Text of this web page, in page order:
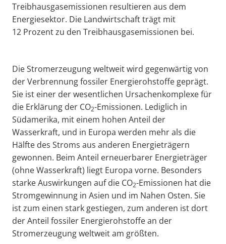
Treibhausgasemissionen resultieren aus dem
Energiesektor. Die Landwirtschaft trägt mit
12 Prozent zu den Treibhausgasemissionen bei.
Die Stromerzeugung weltweit wird gegenwärtig von
der Verbrennung fossiler Energierohstoffe geprägt.
Sie ist einer der wesentlichen Ursachenkomplexe für
die Erklärung der CO2-Emissionen. Lediglich in
Südamerika, mit einem hohen Anteil der
Wasserkraft, und in Europa werden mehr als die
Hälfte des Stroms aus anderen Energieträgern
gewonnen. Beim Anteil erneuerbarer Energieträger
(ohne Wasserkraft) liegt Europa vorne. Besonders
starke Auswirkungen auf die CO2-Emissionen hat die
Stromgewinnung in Asien und im Nahen Osten. Sie
ist zum einen stark gestiegen, zum anderen ist dort
der Anteil fossiler Energierohstoffe an der
Stromerzeugung weltweit am größten.